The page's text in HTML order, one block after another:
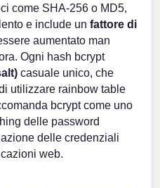
come SHA-256 o MD5,
e include unfattore di
aumentato man
Ogni hash bcrypt
casuale unico, che
utilizzare rainbow table
bcrypt come uno
delle password
delle credenziali
web.